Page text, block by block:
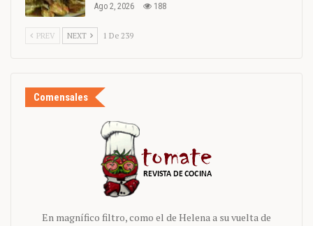
Ago 2, 2026 188
PREV NEXT 1 De 239
Comensales
En magnífico filtro, como el de Helena a su vuelta de